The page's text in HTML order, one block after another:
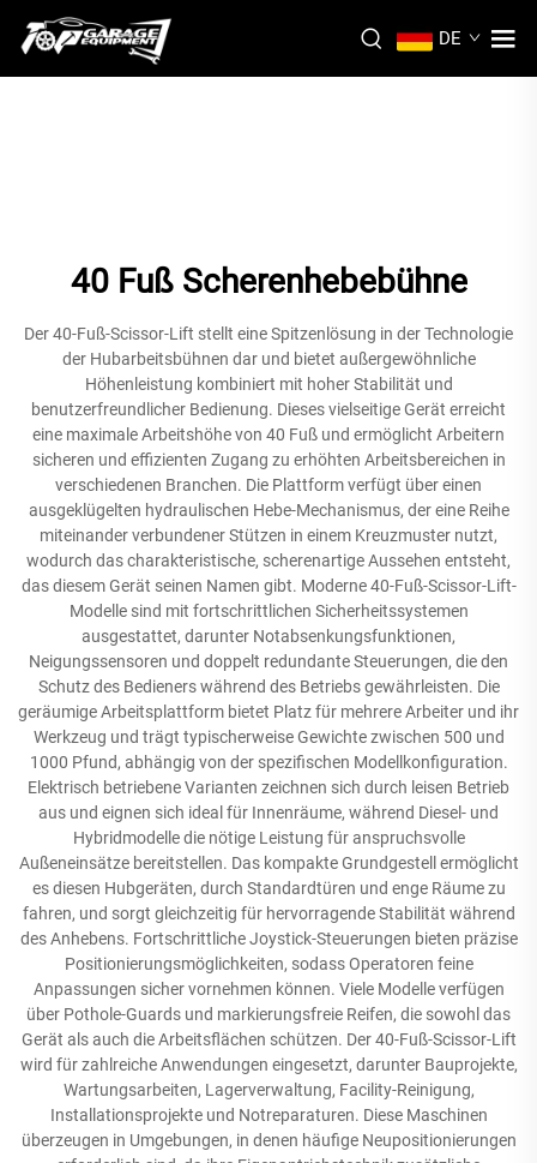
DE
40 Fuß Scherenhebebühne
Der 40-Fuß-Scissor-Lift stellt eine Spitzenlösung in der Technologie
der Hubarbeitsbühnen dar und bietet außergewöhnliche
Höhenleistung kombiniert mit hoher Stabilität und
benutzerfreundlicher Bedienung. Dieses vielseitige Gerät erreicht
eine maximale Arbeitshöhe von 40 Fuß und ermöglicht Arbeitern
sicheren und effizienten Zugang zu erhöhten Arbeitsbereichen in
verschiedenen Branchen. Die Plattform verfügt über einen
ausgeklügelten hydraulischen Hebe-Mechanismus, der eine Reihe
miteinander verbundener Stützen in einem Kreuzmuster nutzt,
wodurch das charakteristische, scherenartige Aussehen entsteht,
das diesem Gerät seinen Namen gibt. Moderne 40-Fuß-Scissor-Lift-
Modelle sind mit fortschrittlichen Sicherheitssystemen
ausgestattet, darunter Notabsenkungsfunktionen,
Neigungssensoren und doppelt redundante Steuerungen, die den
Schutz des Bedieners während des Betriebs gewährleisten. Die
geräumige Arbeitsplattform bietet Platz für mehrere Arbeiter und ihr
Werkzeug und trägt typischerweise Gewichte zwischen 500 und
1000 Pfund, abhängig von der spezifischen Modellkonfiguration.
Elektrisch betriebene Varianten zeichnen sich durch leisen Betrieb
aus und eignen sich ideal für Innenräume, während Diesel- und
Hybridmodelle die nötige Leistung für anspruchsvolle
Außeneinsätze bereitstellen. Das kompakte Grundgestell ermöglicht
es diesen Hubgeräten, durch Standardtüren und enge Räume zu
fahren, und sorgt gleichzeitig für hervorragende Stabilität während
des Anhebens. Fortschrittliche Joystick-Steuerungen bieten präzise
Positionierungsmöglichkeiten, sodass Operatoren feine
Anpassungen sicher vornehmen können. Viele Modelle verfügen
über Pothole-Guards und markierungsfreie Reifen, die sowohl das
Gerät als auch die Arbeitsflächen schützen. Der 40-Fuß-Scissor-Lift
wird für zahlreiche Anwendungen eingesetzt, darunter Bauprojekte,
Wartungsarbeiten, Lagerverwaltung, Facility-Reinigung,
Installationsprojekte und Notreparaturen. Diese Maschinen
überzeugen in Umgebungen, in denen häufige Neupositionierungen